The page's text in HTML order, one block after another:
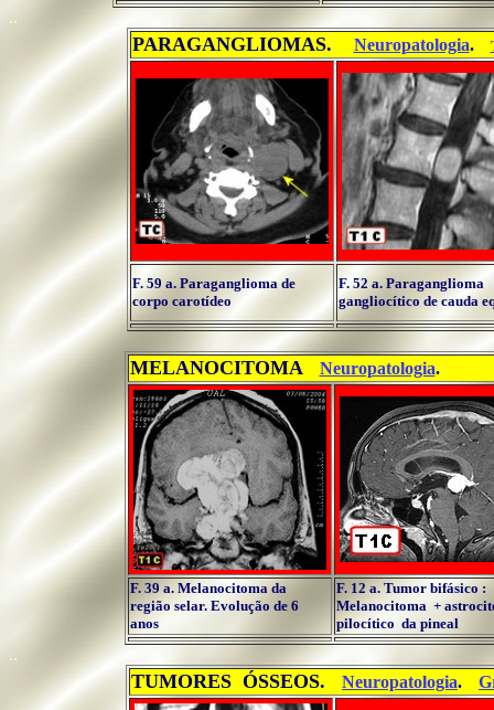
..
PARAGANGLIOMAS. Neuropatologia....
F. 59 a. Paraganglioma de
corpo carotídeo
F. 52 a. Paraganglioma
gangliocítico de cauda
..
MELANOCITOMA... Neuropatologia.
F. 39 a. Melanocitoma da
região selar. Evolução de 6
anos
F. 12 a. Tumor bifásico :
Melanocitoma +
pilocítico da pineal
..
TUMORES ÓSSEOS. Neuropatologia.